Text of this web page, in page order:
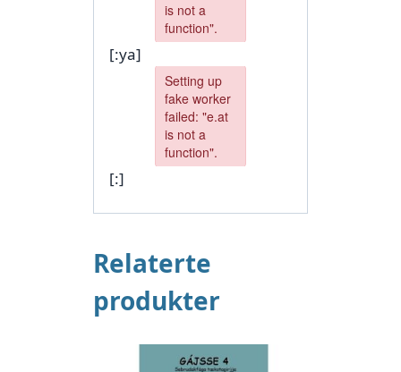
[:ya]
[:]
Relaterte
produkter